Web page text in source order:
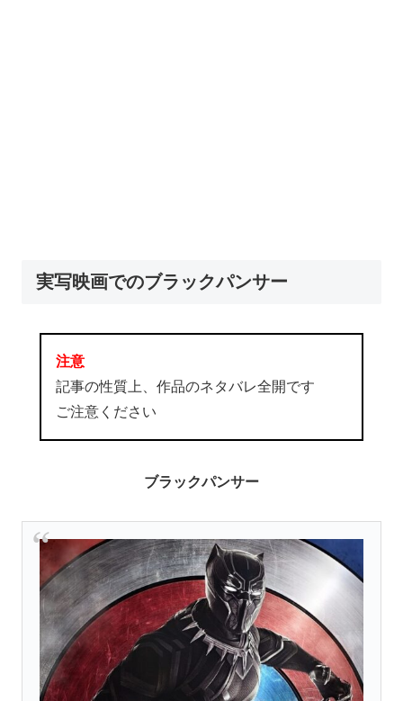
実写映画でのブラックパンサー
注意
記事の性質上、作品のネタバレ全開です
ご注意ください
ブラックパンサー